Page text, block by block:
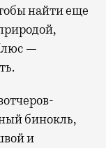
найти еще
—
бинокль,
и